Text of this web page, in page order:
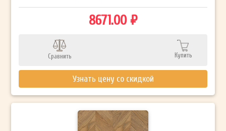
8671.00 ₽
Сравнить Купить
Узнать цену со скидкой